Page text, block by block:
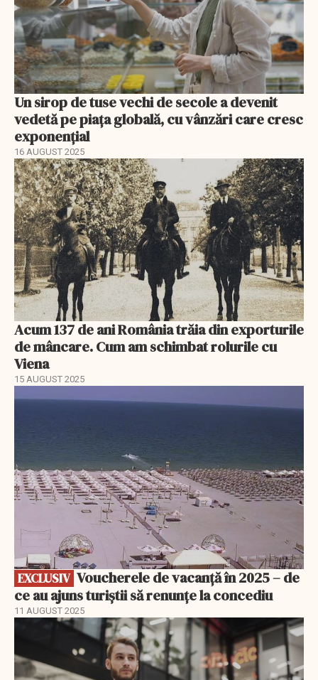
Un sirop de tuse vechi de secole a devenit
vedetă pe piața globală, cu vânzări care cresc
exponențial
16 AUGUST 2025
Acum 137 de ani România trăia din exporturile
de mâncare. Cum am schimbat rolurile cu
Viena
15 AUGUST 2025
EXCLUSIV
EXCLUSIV
ce au ajuns turiștii să renunțe la concediu
11 AUGUST 2025